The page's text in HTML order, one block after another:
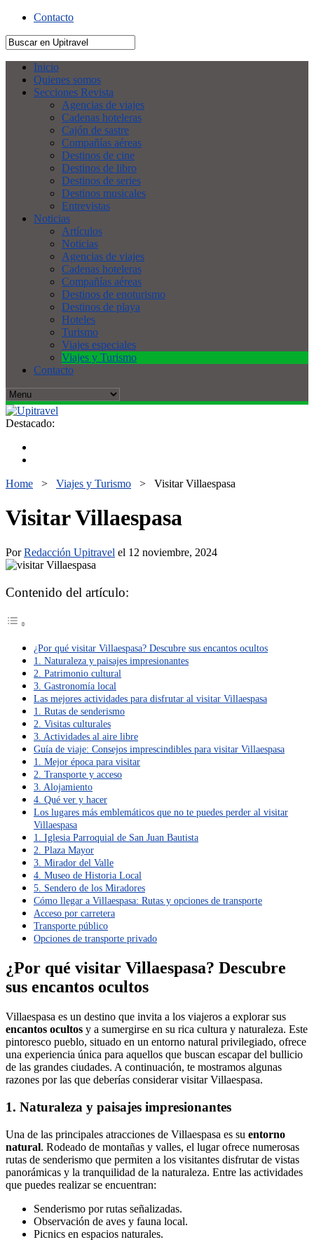
Contacto
Inicio
Quienes somos
Secciones Revista
Agencias de viajes
Cadenas hoteleras
Cajón de sastre
Compañías aéreas
Destinos de cine
Destinos de libro
Destinos de series
Destinos musicales
Entrevistas
Noticias
Artículos
Noticias
Agencias de viajes
Cadenas hoteleras
Compañías aéreas
Destinos de enoturismo
Destinos de playa
Hoteles
Turismo
Viajes especiales
Viajes y Turismo
Contacto
Destacado:
Home > Viajes y Turismo > Visitar Villaespasa
Visitar Villaespasa
PorRedacción Upitravel el 12 noviembre, 2024
Contenido del artículo:
¿Por qué visitar Villaespasa? Descubre sus encantos ocultos
1. Naturaleza y paisajes impresionantes
2. Patrimonio cultural
3. Gastronomía local
Las mejores actividades para disfrutar al visitar Villaespasa
1. Rutas de senderismo
2. Visitas culturales
3. Actividades al aire libre
Guía de viaje: Consejos imprescindibles para visitar Villaespasa
1. Mejor época para visitar
2. Transporte y acceso
3. Alojamiento
4. Qué ver y hacer
Los lugares más emblemáticos que no te puedes perder al visitar
Villaespasa
1. Iglesia Parroquial de San Juan Bautista
2. Plaza Mayor
3. Mirador del Valle
4. Museo de Historia Local
5. Sendero de los Miradores
Cómo llegar a Villaespasa: Rutas y opciones de transporte
Acceso por carretera
Transporte público
Opciones de transporte privado
¿Por qué visitar Villaespasa? Descubre
sus encantos ocultos
Villaespasa es un destino que invita a los viajeros a explorar sus
encantos ocultos y a sumergirse en su rica cultura y naturaleza. Este
pintoresco pueblo, situado en un entorno natural privilegiado, ofrece
una experiencia única para aquellos que buscan escapar del bullicio
de las grandes ciudades. A continuación, te mostramos algunas
razones por las que deberías considerar visitar Villaespasa.
1. Naturaleza y paisajes impresionantes
Una de las principales atracciones de Villaespasa es su entorno
natural. Rodeado de montañas y valles, el lugar ofrece numerosas
rutas de senderismo que permiten a los visitantes disfrutar de vistas
panorámicas y la tranquilidad de la naturaleza. Entre las actividades
que puedes realizar se encuentran:
Senderismo por rutas señalizadas.
Observación de aves y fauna local.
Picnics en espacios naturales.